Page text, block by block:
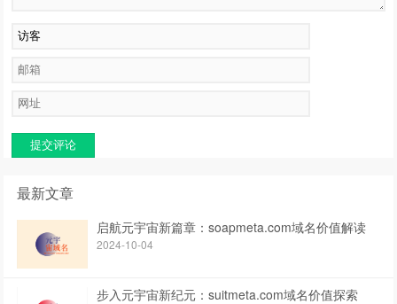
提交评论
最新文章
启航元宇宙新篇章：soapmeta.com域名价值解读
2024-10-04
步入元宇宙新纪元：suitmeta.com域名价值探索